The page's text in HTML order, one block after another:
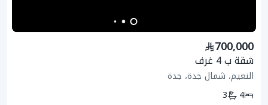
700,000
شقة ب 4 غرف
النعيم، شمال جدة، جدة
4
3